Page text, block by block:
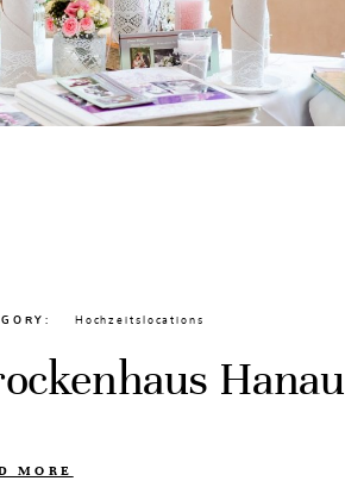
Hochzeitslocations
Hanau
MORE